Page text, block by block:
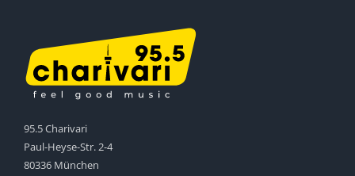
95.5 Charivari
Paul-Heyse-Str. 2-4
80336 München